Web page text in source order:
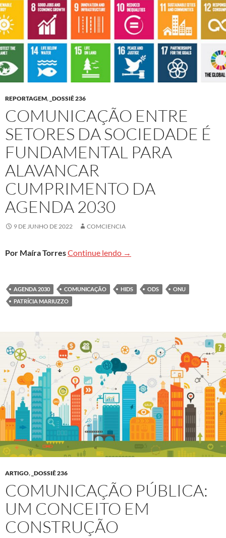
REPORTAGEM, _DOSSIÊ 236
COMUNICAÇÃO ENTRE
SETORES DA SOCIEDADE É
FUNDAMENTAL PARA
ALAVANCAR
CUMPRIMENTO DA
AGENDA 2030
9 DE JUNHO DE 2022 COMCIENCIA
Por Maíra TorresContinue lendo Comunicação entre setores
→
AGENDA 2030 COMUNICAÇÃO HIDS ODS
ONU
PATRÍCIA MARIUZZO
ARTIGO, _DOSSIÊ 236
COMUNICAÇÃO PÚBLICA:
UM CONCEITO EM
CONSTRUÇÃO